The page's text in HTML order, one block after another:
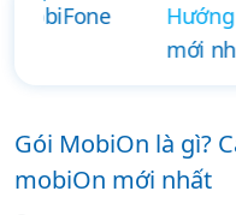
Hướng dẫn đăng
Gói MobiOn là gì?
mobiOn mới nhất